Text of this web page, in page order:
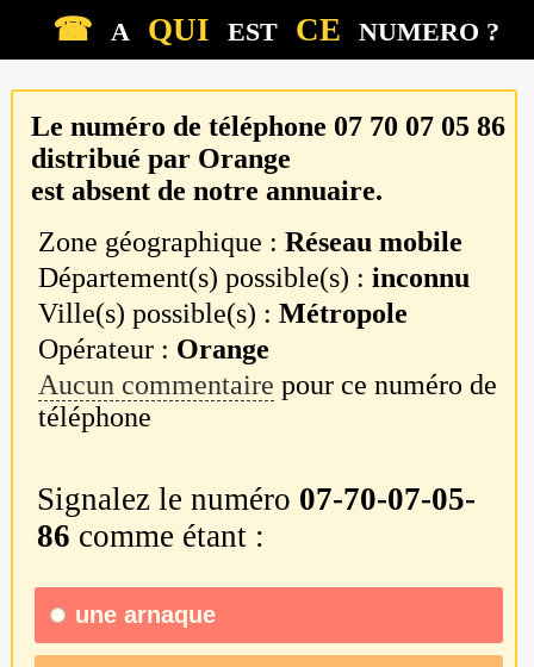
☎ A QUI EST CE NUMERO ?
Le numéro de téléphone 07 70 07 05 86
distribué par Orange
est absent de notre annuaire.
Zone géographique :Réseau mobile
Département(s) possible(s) :inconnu
Ville(s) possible(s) :Métropole
Opérateur : Orange
Aucun commentaire pour ce numéro de
téléphone
Signalez le numéro 07-70-07-05-
86 comme étant :
une arnaque